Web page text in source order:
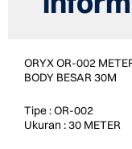
ORYX OR-002
BODY BESAR 30M
Tipe : OR-002
Ukuran : 30 METER